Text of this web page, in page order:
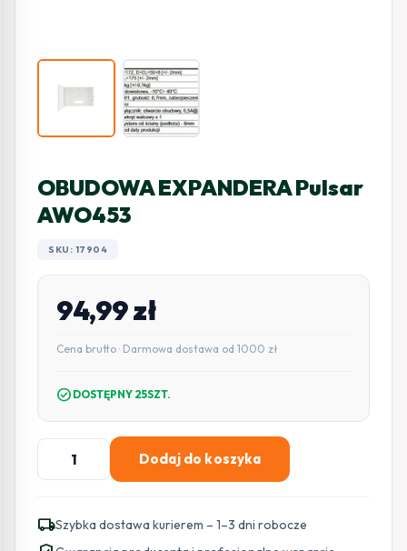
OBUDOWA EXPANDERA Pulsar
AWO453
SKU: 17904
94,99zł
Cena brutto · Darmowa dostawa od 1000 zł
check_circle DOSTĘPNY 25SZT.
ilość
OBUDOWA
AWO453
Dodaj do koszyka
local_shippingSzybka dostawa kurierem – 1–3 dni robocze